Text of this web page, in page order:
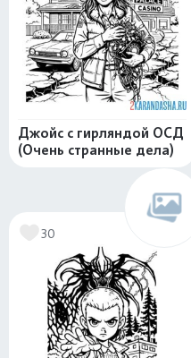
Джойс с гирляндой ОСД
(Очень странные дела)
30